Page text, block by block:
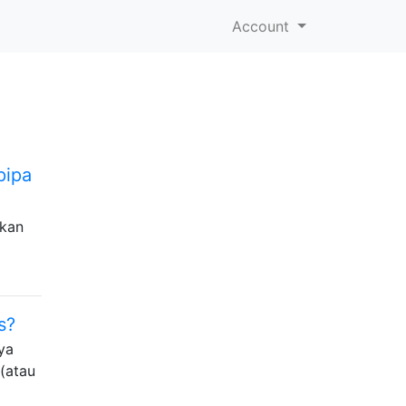
Account